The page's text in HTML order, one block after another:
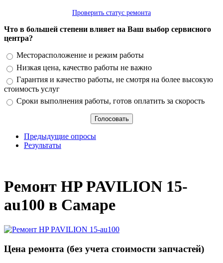
Проверить статус ремонта
Что в большей степени влияет на Ваш выбор сервисного
центра?
Варианты
Месторасположение и режим работы
Низкая цена, качество работы не важно
Гарантия и качество работы, не смотря на более высокую
стоимость услуг
Сроки выполнения работы, готов оплатить за скорость
Предыдущие опросы
Результаты
Ремонт HP PAVILION 15-
au100 в Самаре
Цена ремонта (без учета стоимости запчастей)